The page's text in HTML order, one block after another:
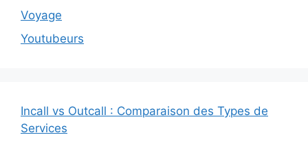
Voyage
Youtubeurs
Incall vs Outcall : Comparaison des Types de
Services